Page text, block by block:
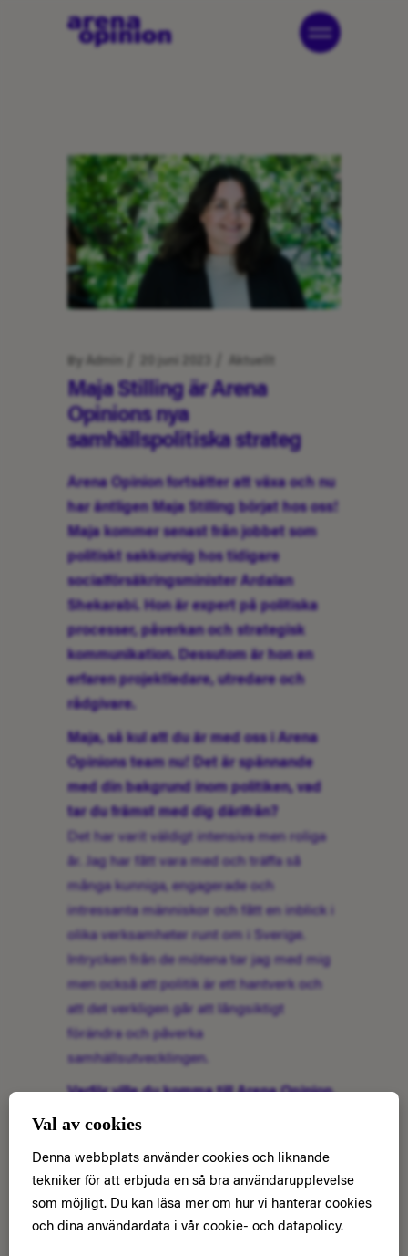
By
Maja Stilling är Arena
Opinions nya
samhällspolitiska strateg
Arena Opinion fortsätter att växa och nu
har äntligen Maja Stilling börjat hos oss!
Maja kommer senast från jobbet som
politiskt sakkunnig hos tidigare
socialförsäkringsminister Ardalan
Shekarabi. Hon är expert på politiska
processer, påverkan och strategisk
kommunikation. Dessutom är hon en
erfaren projektledare, utredare och
rådgivare.
Maja, så kul att du är med oss i Arena
Opinions team nu! Det är spännande
med din bakgrund inom politiken, vad
tar du främst med dig därifrån?
Det har varit väldigt intensiva men roliga
år. Jag har fått vara med och träffa så
många kunniga, engagerade och
intressanta människor och fått en inblick i
olika verksamheter runt om i Sverige.
Intrycken från de mötena tar jag med mig
men också att politik är ett hantverk och
att det verkligen går att långsiktigt
förändra och påverka
samhällsutvecklingen.
Varför ville du komma till Arena Opinion,
och vad ser du mest fram emot att göra
Jag ser fram emot att hjälpa organisationer
att påverka politiken och opinionen i frågor
Val av cookies
Denna webbplats använder cookies och liknande
tekniker för att erbjuda en så bra användarupplevelse
som möjligt. Du kan läsa mer om hur vi hanterar cookies
och dina användardata i vår cookie- och datapolicy.